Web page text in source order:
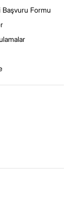
Başvuru Formu